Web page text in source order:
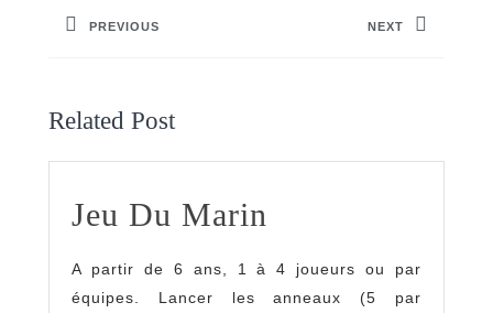
l’article
PREVIOUS NEXT
Related Post
Jeu Du Marin
Marin
A partir de 6 ans, 1 à 4 joueurs ou par
équipes. Lancer les anneaux (5 par